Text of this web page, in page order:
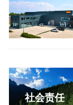
社会责任